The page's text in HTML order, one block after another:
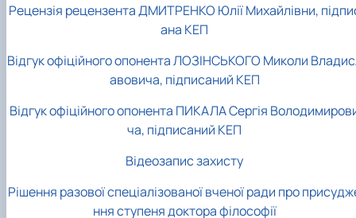
Рецензія рецензента ДМИТРЕНКО Юлії Михайлівни,
ана КЕП
Відгук офіційного опонента ЛОЗІНСЬКОГО Миколи
авовича, підписаний КЕП
Відгук офіційного опонента ПИКАЛА Сергія
ча, підписаний КЕП
Відеозапис захисту
Рішення разової спеціалізованої вченої ради про
ння ступеня доктора філософії